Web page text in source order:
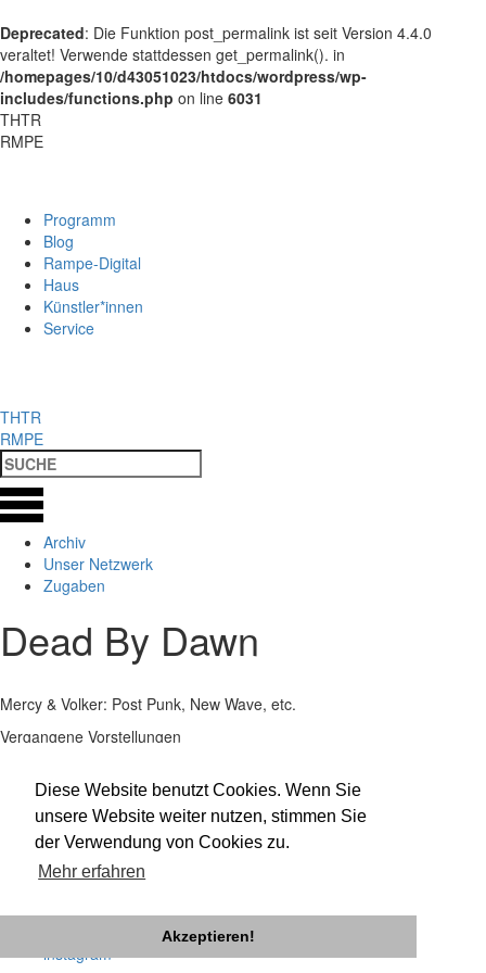
Diese Website benutzt Cookies. Wenn Sie
unsere Website weiter nutzen, stimmen Sie
der Verwendung von Cookies zu.
Mehr erfahren
Akzeptieren!
Deprecated: Die Funktion post_permalink ist seit Version 4.4.0
veraltet! Verwende stattdessen get_permalink(). in
/homepages/10/d43051023/htdocs/wordpress/wp-
includes/functions.php on line 6031
THTR
RMPE
Programm
Blog
Rampe-Digital
Haus
Künstler*innen
Service
THTR
RMPE
Archiv
Unser Netzwerk
Zugaben
Dead By Dawn
Mercy & Volker: Post Punk, New Wave, etc.
Vergangene Vorstellungen
27.09.1922:30 Mercy & Volker: Post Punk, New Wave, etc.
Impressum
Datenschutz
facebook
instagram